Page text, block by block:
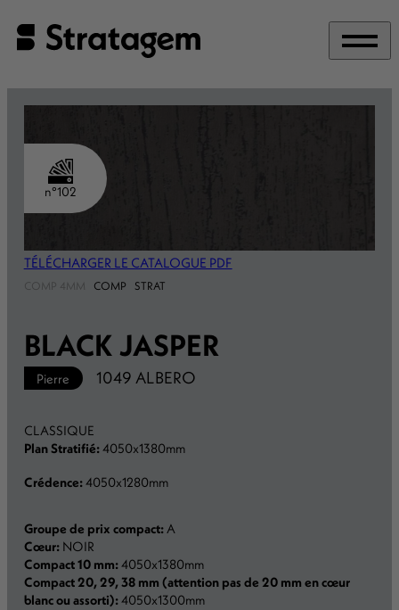
BLACK JASPER
Pierre 1049 ALBERO
CLASSIQUE
Plan Stratifié:4050x1380mm
Crédence:4050x1280mm
Groupe de prix compact:A
Cœur: NOIR
Compact 10 mm:4050x1380mm
Compact 20, 29, 38 mm (attention pas de 20 mm en cœur
blanc ou assorti):4050x1300mm
TÉLÉCHARGER LE CATALOGUE PDF
COMP 4MM COMP STRAT
n°102